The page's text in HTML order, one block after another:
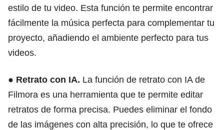
estilo de tu video. Esta función te permite encontrar
fácilmente la música perfecta para complementar tu
proyecto, añadiendo el ambiente perfecto para tus
videos.
● Retrato con IA. La función de retrato con IA de
Filmora es una herramienta que te permite editar
retratos de forma precisa. Puedes eliminar el fondo
de las imágenes con alta precisión, lo que te ofrece